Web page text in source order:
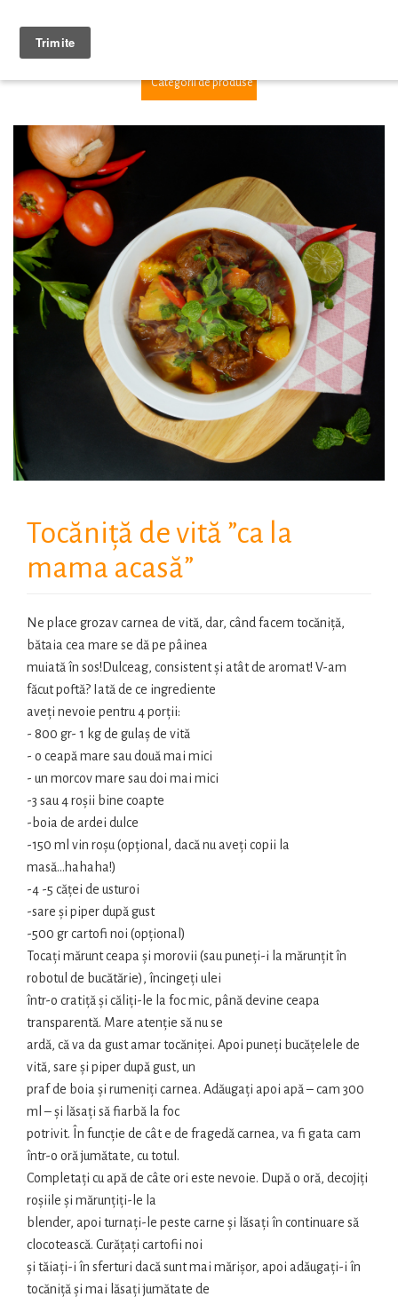
Categorii de produse
Tocăniță de vită ”ca la
mama acasă”
Ne place grozav carnea de vită, dar, când facem tocăniță,
bătaia cea mare se dă pe pâinea
muiată în sos!Dulceag, consistent și atât de aromat! V-am
făcut poftă? Iată de ce ingrediente
aveți nevoie pentru 4 porții:
- 800 gr- 1 kg de gulaș de vită
- o ceapă mare sau două mai mici
- un morcov mare sau doi mai mici
-3 sau 4 roșii bine coapte
-boia de ardei dulce
-150 ml vin roșu (opțional, dacă nu aveți copii la
masă...hahaha!)
-4 -5 căței de usturoi
-sare și piper după gust
-500 gr cartofi noi (opțional)
Tocați mărunt ceapa și morovii (sau puneți-i la mărunțit în
robotul de bucătărie), încingeți ulei
într-o cratiță și căliți-le la foc mic, până devine ceapa
transparentă. Mare atenție să nu se
ardă, că va da gust amar tocăniței. Apoi puneți bucățelele de
vită, sare și piper după gust, un
praf de boia și rumeniți carnea. Adăugați apoi apă – cam 300
ml – și lăsați să fiarbă la foc
potrivit. În funcție de cât e de fragedă carnea, va fi gata cam
într-o oră jumătate, cu totul.
Completați cu apă de câte ori este nevoie. După o oră, decojiți
roșiile și mărunțiți-le la
blender, apoi turnați-le peste carne și lăsați în continuare să
clocotească. Curățați cartofii noi
și tăiați-i în sferturi dacă sunt mai mărișor, apoi adăugați-i în
tocăniță și mai lăsați jumătate de